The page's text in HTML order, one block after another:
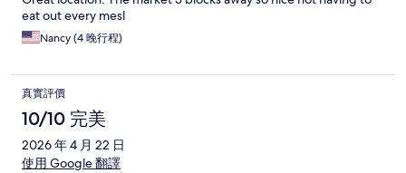
eat out every mesl
Nancy (4 晚行程)
真實評價
10/10 完美
2026 年 4 月 22 日
使用 Google 翻譯